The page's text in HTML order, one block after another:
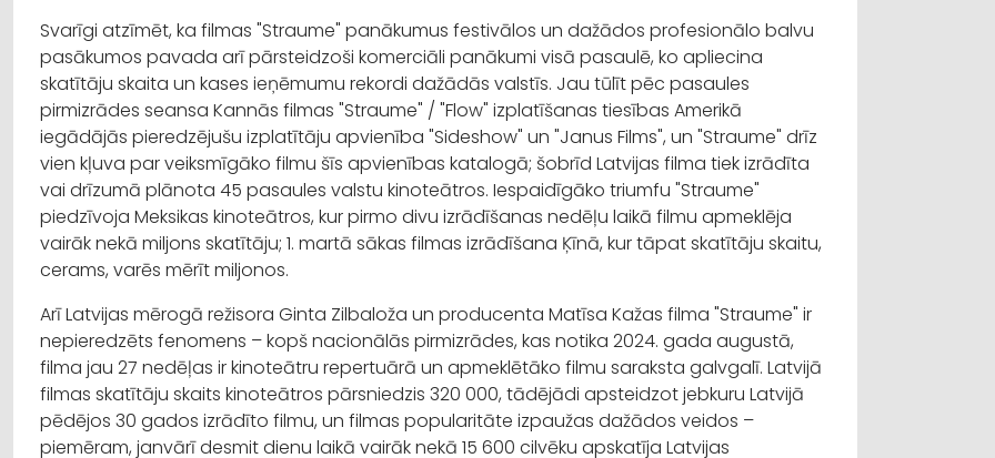
Svarīgi atzīmēt, ka filmas "Straume" panākumus festivālos un dažādos profesionālo balvu
pasākumos pavada arī pārsteidzoši komerciāli panākumi visā pasaulē, ko apliecina
skatītāju skaita un kases ieņēmumu rekordi dažādās valstīs. Jau tūlīt pēc pasaules
pirmizrādes seansa Kannās filmas "Straume" / "Flow" izplatīšanas tiesības Amerikā
iegādājās pieredzējušu izplatītāju apvienība "Sideshow" un "Janus Films", un "Straume" drīz
vien kļuva par veiksmīgāko filmu šīs apvienības katalogā; šobrīd Latvijas filma tiek izrādīta
vai drīzumā plānota 45 pasaules valstu kinoteātros. Iespaidīgāko triumfu "Straume"
piedzīvoja Meksikas kinoteātros, kur pirmo divu izrādīšanas nedēļu laikā filmu apmeklēja
vairāk nekā miljons skatītāju; 1. martā sākas filmas izrādīšana Ķīnā, kur tāpat skatītāju skaitu,
cerams, varēs mērīt miljonos.
Arī Latvijas mērogā režisora Ginta Zilbaloža un producenta Matīsa Kažas filma "Straume" ir
nepieredzēts fenomens – kopš nacionālās pirmizrādes, kas notika 2024. gada augustā,
filma jau 27 nedēļas ir kinoteātru repertuārā un apmeklētāko filmu saraksta galvgalī. Latvijā
filmas skatītāju skaits kinoteātros pārsniedzis 320 000, tādējādi apsteidzot jebkuru Latvijā
pēdējos 30 gados izrādīto filmu, un filmas popularitāte izpaužas dažādos veidos –
piemēram, janvārī desmit dienu laikā vairāk nekā 15 600 cilvēku apskatīja Latvijas